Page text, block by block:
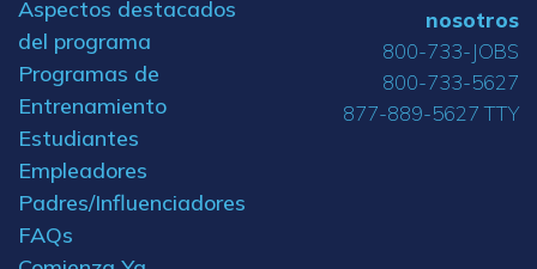
Aspectos destacados
del programa
Programas de
Entrenamiento
Estudiantes
Empleadores
Padres/Influenciadores
FAQs
nosotros
800-733-JOBS
800-733-5627
877-889-5627 TTY